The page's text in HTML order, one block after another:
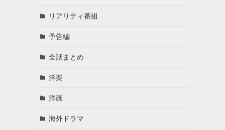
リアリティ番組
予告編
全話まとめ
洋楽
洋画
海外ドラマ